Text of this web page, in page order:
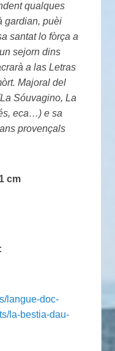
qualques
gardian, puèi
santat lo fòrça a
sejorn dins
a las Letras
Majoral del
Sóuvagino, La
eca…) e sa
provençals
cm
langue-doc-
la-bestia-dau-